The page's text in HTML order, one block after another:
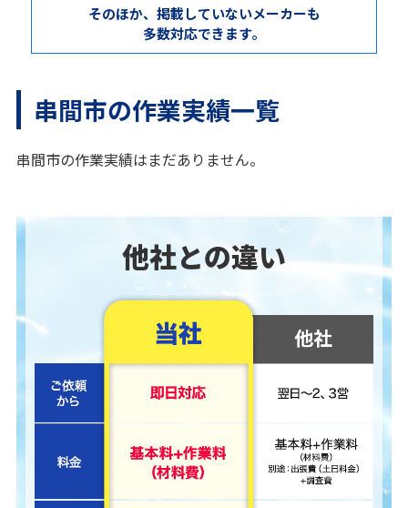
そのほか、掲載していないメーカーも
多数対応できます。
串間市の作業実績一覧
串間市の作業実績はまだありません。
他社との違い